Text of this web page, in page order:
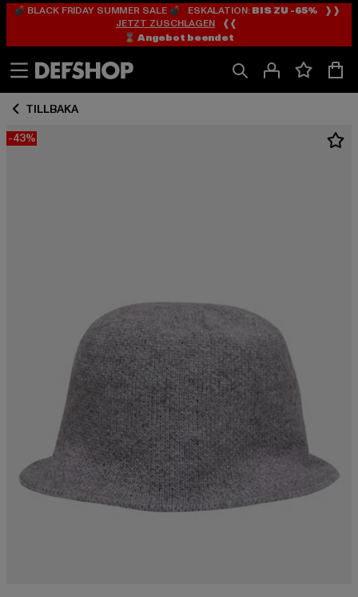
Hoppa
till
Hoppa
till
💣 BLACK FRIDAY SUMMER SALE 💣 ESKALATION:BIS ZU -65% ❱❱
JETZT ZUSCHLAGEN❰❰
⌛️ Angebot beendet
TILLBAKA
-43%